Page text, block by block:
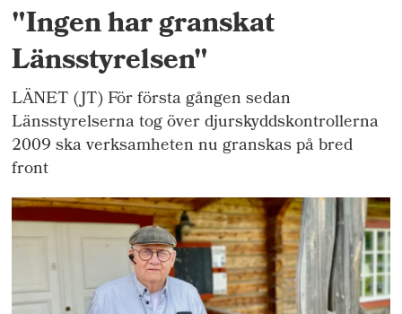
"Ingen har granskat
Länsstyrelsen"
LÄNET (JT) För första gången sedan
Länsstyrelserna tog över djurskyddskontrollerna
2009 ska verksamheten nu granskas på bred
front